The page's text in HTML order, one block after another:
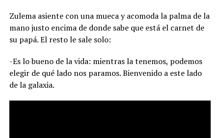
Zulema asiente con una mueca y acomoda la palma de la
mano justo encima de donde sabe que está el carnet de
su papá. El resto le sale solo:
-Es lo bueno de la vida: mientras la tenemos, podemos
elegir de qué lado nos paramos. Bienvenido a este lado
de la galaxia.